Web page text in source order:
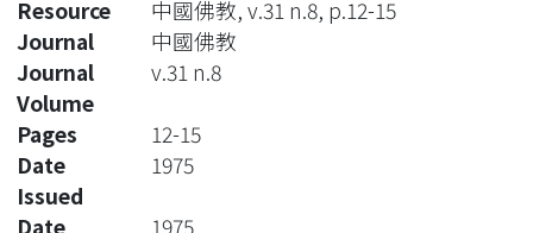
Resource
中國佛教, v.31 n.8, p.12-15
Journal
中國佛教
Journal
Volume
v.31 n.8
Pages
12-15
Date
Issued
1975
Date
1975